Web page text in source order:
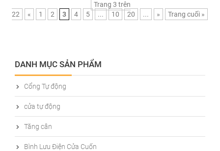
Trang 3 trên
22
« 1 2 3 4 5 ... 10 20 ... » Trang cuối »
DANH MỤC SẢN PHẨM
Cổng Tự động
cửa tự động
Tăng cân
Bình Lưu Điện Cửa Cuốn